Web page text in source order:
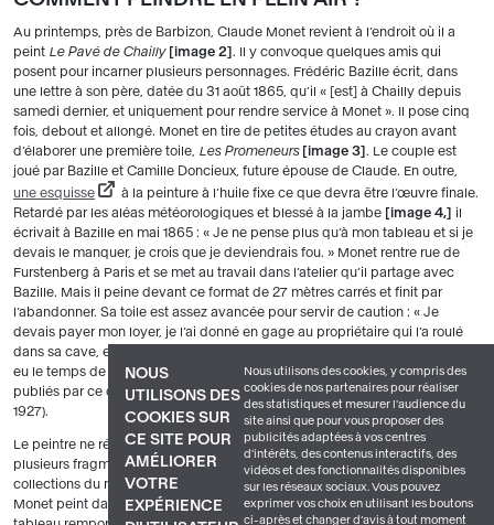
NOUS
UTILISONS DES
COOKIES SUR
CE SITE POUR
AMÉLIORER
VOTRE
EXPÉRIENCE
Nous utilisons des cookies, y compris des
cookies de nos partenaires pour réaliser
des statistiques et mesurer l'audience du
site ainsi que pour vous proposer des
publicités adaptées à vos centres
d'intérêts, des contenus interactifs, des
vidéos et des fonctionnalités disponibles
sur les réseaux sociaux. Vous pouvez
exprimer vos choix en utilisant les boutons
ci-après et changer d’avis à tout moment
Au printemps, près de Barbizon, Claude Monet revient à l’endroit où il a
peint Le Pavé de Chailly image 2 . Il y convoque quelques amis qui
posent pour incarner plusieurs personnages. Frédéric Bazille écrit, dans
une lettre à son père, datée du 31 août 1865, qu’il « [est] à Chailly depuis
samedi dernier, et uniquement pour rendre service à Monet ». Il pose cinq
fois, debout et allongé. Monet en tire de petites études au crayon avant
d’élaborer une première toile, Les Promeneurs image 3 . Le couple est
joué par Bazille et Camille Doncieux, future épouse de Claude. En outre,
une esquisse
à la peinture à l’huile fixe ce que devra être l’œuvre finale.
Retardé par les aléas météorologiques et blessé à la jambe
image 4,
il
écrivait à Bazille en mai 1865 : « Je ne pense plus qu’à mon tableau et si je
devais le manquer, je crois que je deviendrais fou. » Monet rentre rue de
Furstenberg à Paris et se met au travail dans l’atelier qu’il partage avec
Bazille. Mais il peine devant ce format de 27 mètres carrés et finit par
l’abandonner. Sa toile est assez avancée pour servir de caution : « Je
devais payer mon loyer, je l’ai donné en gage au propriétaire qui l’a roulé
dans sa cave, et quand, enfin, j’ai eu de quoi le retirer, vous voyez s’il avait
eu le temps de moisir », confie Monet au duc de Trévise en 1920 (propos
publiés par ce dernier dans laRevue de l’art ancien et moderneen mai
1927).
Le peintre ne récupère sa toile qu’en 1884. Pour la sauver, il la découpe en
plusieurs fragments dont il ne reste que deux grands morceaux, dans les
collections du musée d’Orsay. Pour exposer malgré tout au Salon de 1866,
Monet peint dans l’urgenceLa Femme à la robe verte image 5 . Le